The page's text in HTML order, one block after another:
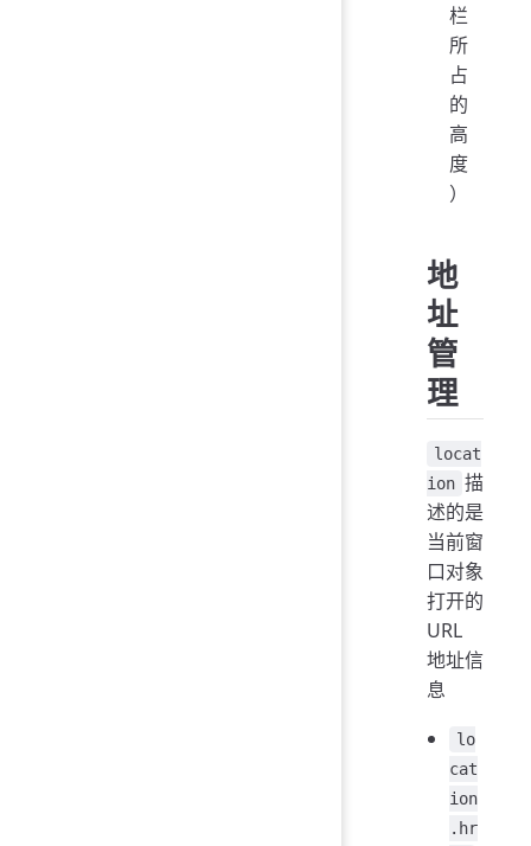
栏
所
占
的
高
度
）
地
址
管
理
locat
ion 描
述的是
当前窗
口对象
打开的
URL
地址信
息
lo
cat
ion
.hr